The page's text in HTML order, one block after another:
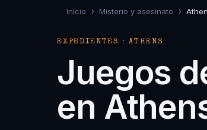
Inicio › Misterio y asesinato ›
EXPEDIENTES · ATHENS
Juegos
en